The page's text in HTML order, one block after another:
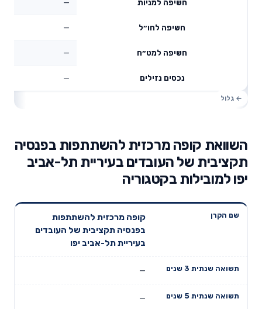
חשיפה למניות
חשיפה לחו״ל —
חשיפה למט״ח —
נכסים נזילים —
השוואת קופה מרכזית להשתתפות בפנסיה
תקציבית של העובדים בעיריית תל-אביב
יפו למובילות בקטגוריה
שנתית 3
תשואה
שנתית 5
שנים
שנתיים
קופה מרכזית להשתתפות
בפנסיה תקציבית של העובדים
בעיריית תל-אביב יפו
—
—